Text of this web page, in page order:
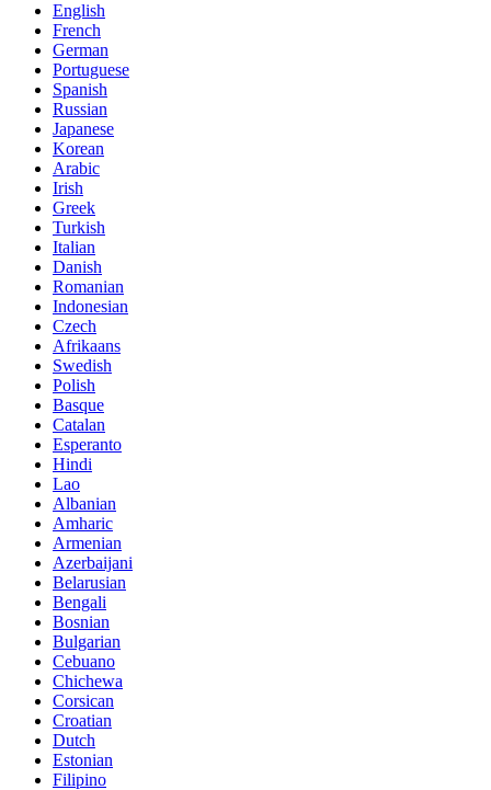
English
French
German
Portuguese
Spanish
Russian
Japanese
Korean
Arabic
Irish
Greek
Turkish
Italian
Danish
Romanian
Indonesian
Czech
Afrikaans
Swedish
Polish
Basque
Catalan
Esperanto
Hindi
Lao
Albanian
Amharic
Armenian
Azerbaijani
Belarusian
Bengali
Bosnian
Bulgarian
Cebuano
Chichewa
Corsican
Croatian
Dutch
Estonian
Filipino